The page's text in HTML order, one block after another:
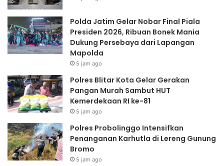
Polda Jatim Gelar Nobar Final Piala
Presiden 2026, Ribuan Bonek Mania
Dukung Persebaya dari Lapangan
Mapolda
5 jam ago
Polres Blitar Kota Gelar Gerakan
Pangan Murah Sambut HUT
Kemerdekaan RI ke-81
5 jam ago
Polres Probolinggo Intensifkan
Penanganan Karhutla di Lereng Gunung
Bromo
5 jam ago